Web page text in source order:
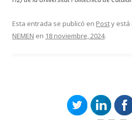
Esta entrada se publicó en Posty está
NEMEN en 18 noviembre, 2024.